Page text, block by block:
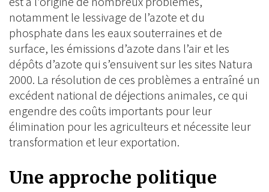
notamment le lessivage de l’azote et du
phosphate dans les eaux souterraines et de
surface, les émissions d’azote dans l’air et les
dépôts d’azote qui s’ensuivent sur les sites Natura
2000. La résolution de ces problèmes a entraîné un
excédent national de déjections animales, ce qui
engendre des coûts importants pour leur
élimination pour les agriculteurs et nécessite leur
transformation et leur exportation.
Une approche politique